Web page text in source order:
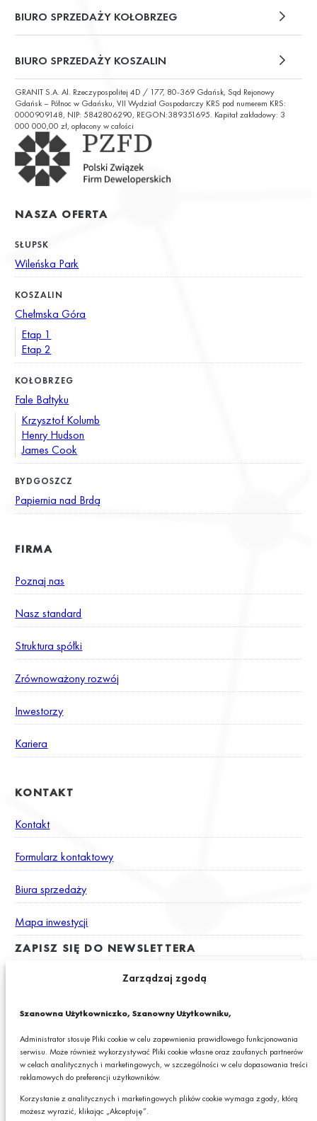
Zarządzaj zgodą
Szanowna Użytkowniczko, Szanowny Użytkowniku,
Administrator stosuje Pliki cookie w celu zapewnienia prawidłowego funkcjonowania
serwisu. Może również wykorzystywać Pliki cookie własne oraz zaufanych partnerów
w celach analitycznych i marketingowych, w szczególności w celu dopasowania treści
reklamowych do preferencji użytkowników.
Korzystanie z analitycznych i marketingowych plików cookie wymaga zgody, którą
możesz wyrazić, klikając „Akceptuję”.
plac Władysława Broniewskiego 13/u2
BIURO SPRZEDAŻY KOŁOBRZEG
ul. Św. Wojciecha 6
BIURO SPRZEDAŻY KOSZALIN
ul. Chałubińskiego 9
GRANIT S.A. Al. Rzeczypospolitej 4D / 177, 80-369 Gdańsk, Sąd Rejonowy
Gdańsk – Północ w Gdańsku, VII Wydział Gospodarczy KRS pod numerem KRS:
0000909148, NIP: 5842806290, REGON:389351695. Kapitał zakładowy: 3
000 000,00 zł, opłacony w całości
NASZA OFERTA
SŁUPSK
Wileńska Park
KOSZALIN
Chełmska Góra
Etap 1
Etap 2
KOŁOBRZEG
Fale Bałtyku
Krzysztof Kolumb
Henry Hudson
James Cook
BYDGOSZCZ
Papiernia nad Brdą
FIRMA
Poznaj nas
Nasz standard
Struktura spółki
Zrównoważony rozwój
Inwestorzy
Kariera
KONTAKT
Kontakt
Formularz kontaktowy
Biura sprzedaży
Mapa inwestycji
ZAPISZ SIĘ DO NEWSLETTERA
adres e-mail newslettera z informacjami o ciekawych promocjach,
produktach lub usługach GRANIT S.A.*
* Pola obowiązkowe
Podając swój adres e-mail wyrażasz zgodę na otrzymywanie drogą elektroniczną,
produktach lub usługach GRANIT S.A. oraz zgodę na przetwarzanie przez GRANIT
S.A. Twoich danych osobowych w postaci tego adresu e-mail. Szczegółowe zasady